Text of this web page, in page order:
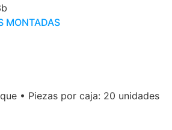
MONTADAS
• Piezas por caja: 20 unidades